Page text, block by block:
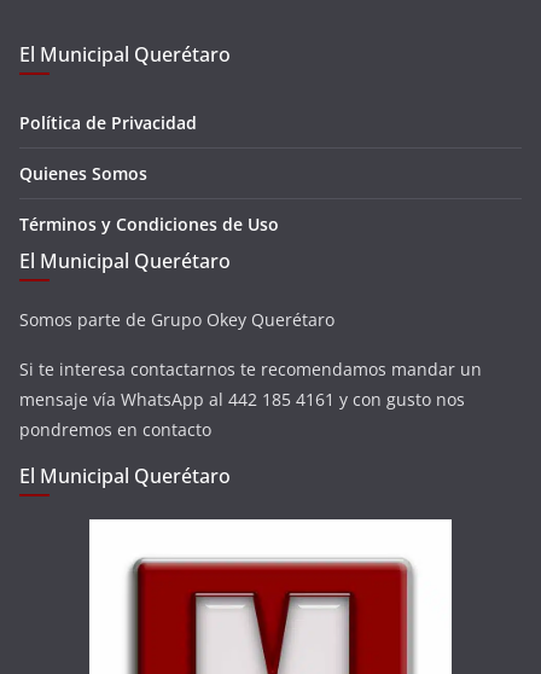
El Municipal Querétaro
Política de Privacidad
Quienes Somos
Términos y Condiciones de Uso
El Municipal Querétaro
Somos parte de Grupo Okey Querétaro
Si te interesa contactarnos te recomendamos mandar un
mensaje vía WhatsApp al 442 185 4161 y con gusto nos
pondremos en contacto
El Municipal Querétaro